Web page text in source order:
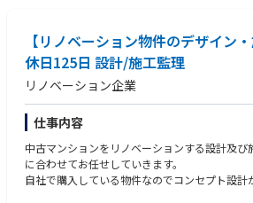
【リノベーション物件のデザイン
休日125日 設計/施工監理
リノベーション企業
仕事内容
中古マンションをリノベーションする設計及
に合わせてお任せしていきます。
自社で購入している物件なのでコンセプト設計